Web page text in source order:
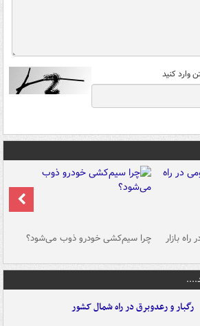
وارد کنید
بازار چرا سیم‌کشی خودرو ذوب می‌شود؟
رگبار و رعدوبرق در راه شمال کشور